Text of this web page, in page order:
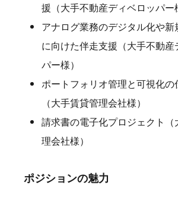
援（大手不動産ディベロッパー
アナログ業務のデジタル化や新
に向けた伴走支援（大手不動産
パー様）
ポートフォリオ管理と可視化の
（大手賃貸管理会社様）
請求書の電子化プロジェクト（
理会社様）
ポジションの魅力